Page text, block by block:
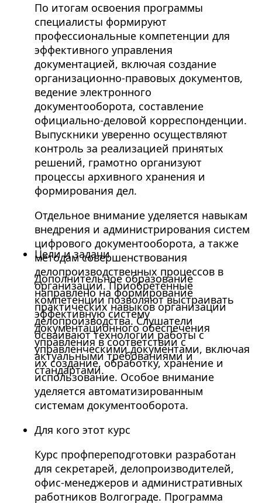
По итогам освоения программы
специалисты формируют
профессиональные компетенции для
эффективного управления
документацией, включая создание
организационно-правовых документов,
ведение электронного
документооборота, составление
официально-деловой корреспонденции.
Выпускники уверенно осуществляют
контроль за реализацией принятых
решений, грамотно организуют
процессы архивного хранения и
формирования дел.
Отдельное внимание уделяется навыкам
внедрения и администрирования систем
цифрового документооборота, а также
методам совершенствования
делопроизводственных процессов в
организации. Приобретенные
компетенции позволяют выстраивать
эффективную систему
документационного обеспечения
управления в соответствии с
актуальными требованиями и
стандартами.
Цели и задачи
Дополнительное образование
направлено на формирование
практических навыков организации
делопроизводства. Слушатели
осваивают технологии работы с
управленческими документами, включая
их создание, обработку, хранение и
использование. Особое внимание
уделяется автоматизированным
системам документооборота.
Для кого этот курс
Курс профпереподготовки разработан
для секретарей, делопроизводителей,
офис-менеджеров и административных
работников Волгограде. Программа